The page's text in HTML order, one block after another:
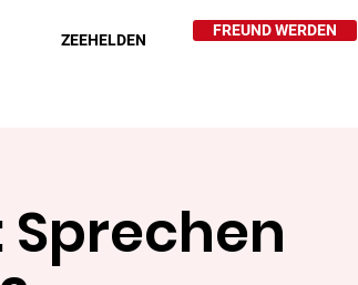
ZEEHELDEN
FREUND WERDEN